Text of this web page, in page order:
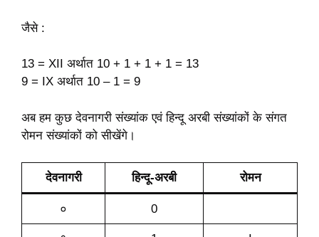
जैसे :
13 = XII अर्थात 10 + 1 + 1 + 1 = 13
9 = IX अर्थात 10 – 1 = 9
अब हम कुछ देवनागरी संख्यांक एवं हिन्दू अरबी संख्यांकों के संगत
रोमन संख्यांकों को सीखेंगे।
देवनागरी हिन्दू-अरबी रोमन
० 0